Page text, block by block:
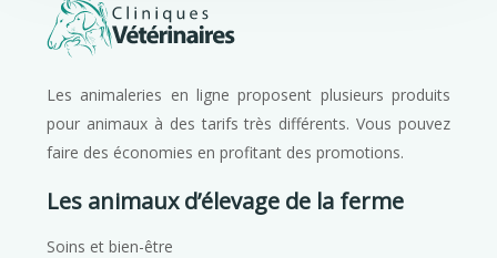
Les animaleries en ligne proposent plusieurs produits
pour animaux à des tarifs très différents. Vous pouvez
faire des économies en profitant des promotions.
Les animaux d’élevage de la ferme
Soins et bien-être